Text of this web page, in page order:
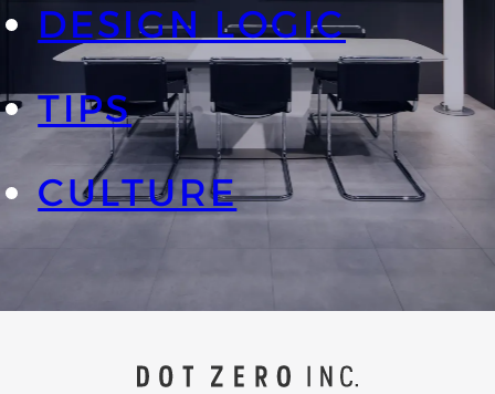
DESIGN LOGIC
TIPS
CULTURE